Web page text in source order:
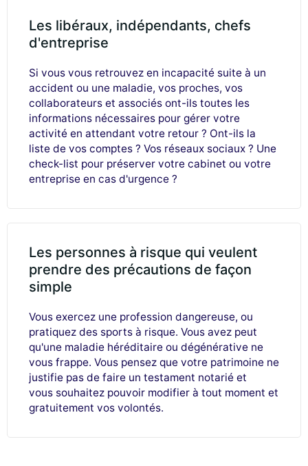
Les libéraux, indépendants, chefs
d'entreprise
Si vous vous retrouvez en incapacité suite à un
accident ou une maladie, vos proches, vos
collaborateurs et associés ont-ils toutes les
informations nécessaires pour gérer votre
activité en attendant votre retour ? Ont-ils la
liste de vos comptes ? Vos réseaux sociaux ? Une
check-list pour préserver votre cabinet ou votre
entreprise en cas d'urgence ?
Les personnes à risque qui veulent
prendre des précautions de façon
simple
Vous exercez une profession dangereuse, ou
pratiquez des sports à risque. Vous avez peut
qu'une maladie héréditaire ou dégénérative ne
vous frappe. Vous pensez que votre patrimoine ne
justifie pas de faire un testament notarié et
vous souhaitez pouvoir modifier à tout moment et
gratuitement vos volontés.